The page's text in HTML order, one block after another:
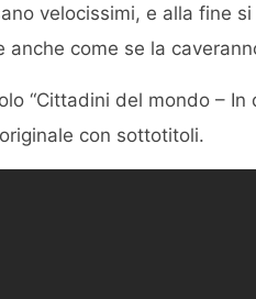
velocissimi, e alla fine
come se la
“Cittadini del mondo –
con sottotitoli.